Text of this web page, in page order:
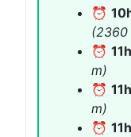
⏰
(2360
⏰
m)
⏰
m)
⏰